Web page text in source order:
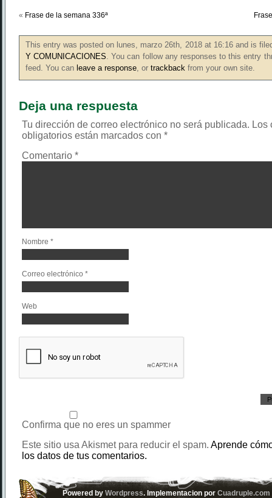
« Frase de la semana 336ª
This entry was posted on lunes, marzo 26th, 2018 at 16:16 and is
Y COMUNICACIONES. You can follow any responses to this entry
feed. You can leave a response, or trackback from your own site.
Deja una respuesta
Tu dirección de correo electrónico no será publicada. Los
obligatorios están marcados con *
Comentario *
Nombre *
Correo electrónico *
Web
Confirma que no eres un spammer
Este sitio usa Akismet para reducir el spam. Aprende
los datos de tus comentarios.
Powered byWordpress. Implementacion porCuadruple.com